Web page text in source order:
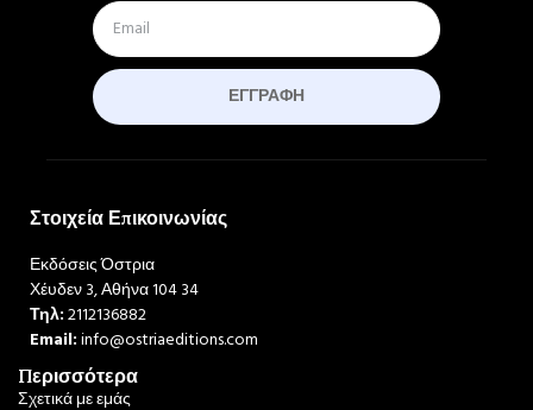
ΕΓΓΡΑΦΉ
Στοιχεία Επικοινωνίας
Εκδόσεις Όστρια
Χέυδεν 3, Αθήνα 104 34
Τηλ:2112136882
Email:info@ostriaeditions.com
Περισσότερα
Σχετικά με εμάς